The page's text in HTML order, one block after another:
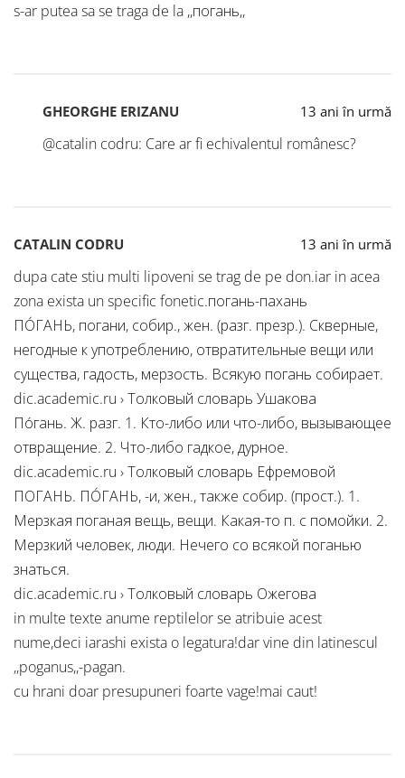
s-ar putea sa se traga de la ,,погань,,
GHEORGHE ERIZANU 13 ani în urmă
@catalin codru: Care ar fi echivalentul românesc?
CATALIN CODRU 13 ani în urmă
dupa cate stiu multi lipoveni se trag de pe don.iar in acea
zona exista un specific fonetic.погань-пахань
ПО́ГАНЬ, погани, собир., жен. (разг. презр.). Скверные,
негодные к употреблению, отвратительные вещи или
существа, гадость, мерзость. Всякую погань собирает.
dic.academic.ru › Толковый словарь Ушакова
По́гань. Ж. разг. 1. Кто-либо или что-либо, вызывающее
отвращение. 2. Что-либо гадкое, дурное.
dic.academic.ru › Толковый словарь Ефремовой
ПОГАНЬ. ПО́ГАНЬ, -и, жен., также собир. (прост.). 1.
Мерзкая поганая вещь, вещи. Какая-то п. с помойки. 2.
Мерзкий человек, люди. Нечего со всякой поганью
знаться.
dic.academic.ru › Толковый словарь Ожегова
in multe texte anume reptilelor se atribuie acest
nume,deci iarashi exista o legatura!dar vine din latinescul
,,poganus,,-pagan.
cu hrani doar presupuneri foarte vage!mai caut!